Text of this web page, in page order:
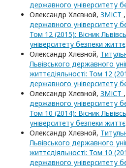
державного університету
Олександр Хлєвной, ЗМІСТ ,
державного університету
Том 12 (2015): Вісник
університету безпеки
Олександр Хлєвной,
Львівського державного
життєдіяльності: Том 12
державного університету
Олександр Хлєвной, ЗМІСТ ,
державного університету
Том 10 (2014): Вісник
університету безпеки
Олександр Хлєвной,
Львівського державного
життєдіяльності: Том 10
державного університету